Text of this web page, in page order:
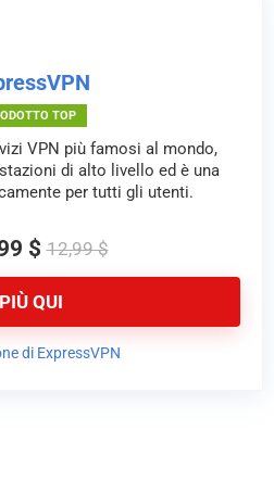
TOP
VPN più famosi al mondo,
di alto livello ed è una
per tutti gli utenti.
$ 12,99 $
PIÙ QUI
di ExpressVPN